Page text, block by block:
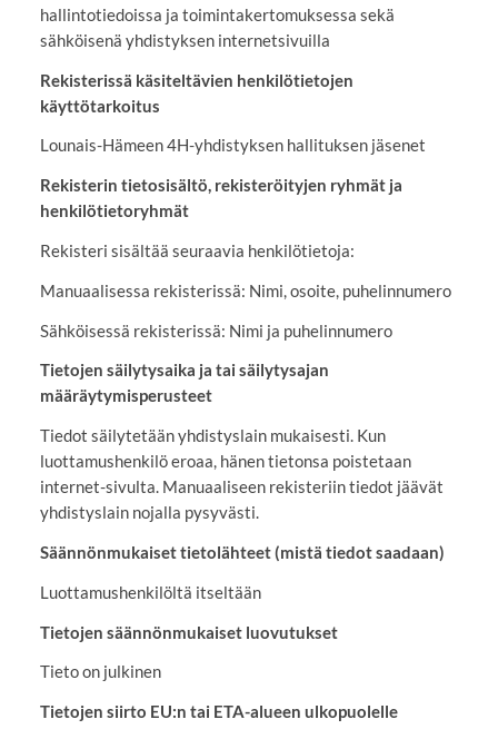
hallintotiedoissa ja toimintakertomuksessa sekä
sähköisenä yhdistyksen internetsivuilla
Rekisterissä käsiteltävien henkilötietojen
käyttötarkoitus
Lounais-Hämeen 4H-yhdistyksen hallituksen jäsenet
Rekisterin tietosisältö, rekisteröityjen ryhmät ja
henkilötietoryhmät
Rekisteri sisältää seuraavia henkilötietoja:
Manuaalisessa rekisterissä: Nimi, osoite, puhelinnumero
Sähköisessä rekisterissä: Nimi ja puhelinnumero
Tietojen säilytysaika ja tai säilytysajan
määräytymisperusteet
Tiedot säilytetään yhdistyslain mukaisesti. Kun
luottamushenkilö eroaa, hänen tietonsa poistetaan
internet-sivulta. Manuaaliseen rekisteriin tiedot jäävät
yhdistyslain nojalla pysyvästi.
Säännönmukaiset tietolähteet (mistä tiedot saadaan)
Luottamushenkilöltä itseltään
Tietojen säännönmukaiset luovutukset
Tieto on julkinen
Tietojen siirto EU:n tai ETA-alueen ulkopuolelle